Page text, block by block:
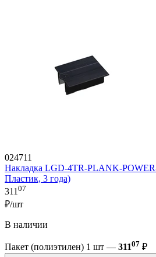
024711
Накладка LGD-4TR-PLANK-
Пластик, 3 года)
31107
₽/шт
В наличии
Пакет (полиэтилен) 1 шт — 31107 ₽